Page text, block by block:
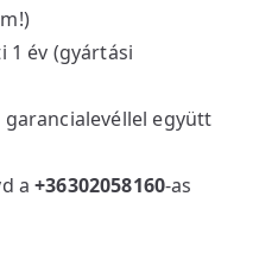
1 év (gyártási
együtt
a+36302058160-as